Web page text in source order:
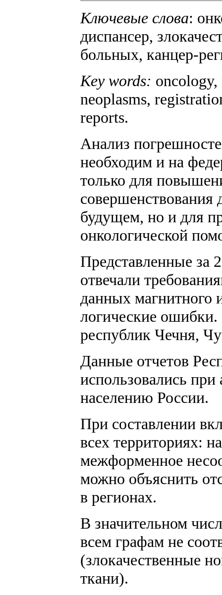
Ключевые слова:
диспансер,
больных, канцер-
Key words:
neoplasms,
reports.
Анализ
необходим и на
только для
совершенствования
будущем, но и для
онкологической
Представленные за
отвечали
данных магнитного
логические
республик Чечня,
Данные отчетов
использовались
населению России.
При составлении
всех территориях:
межформенное
можно объяснить
в регионах.
В значительном
всем графам не
(злокачественные
ткани).